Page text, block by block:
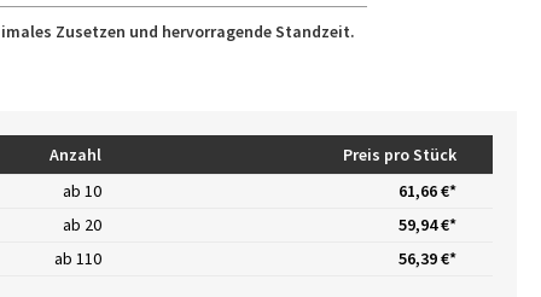
Zusetzen und hervorragende Standzeit.
Anzahl
Preis pro Stück
ab 10
61,66 €*
ab 20
59,94 €*
ab 110 56,39 €*